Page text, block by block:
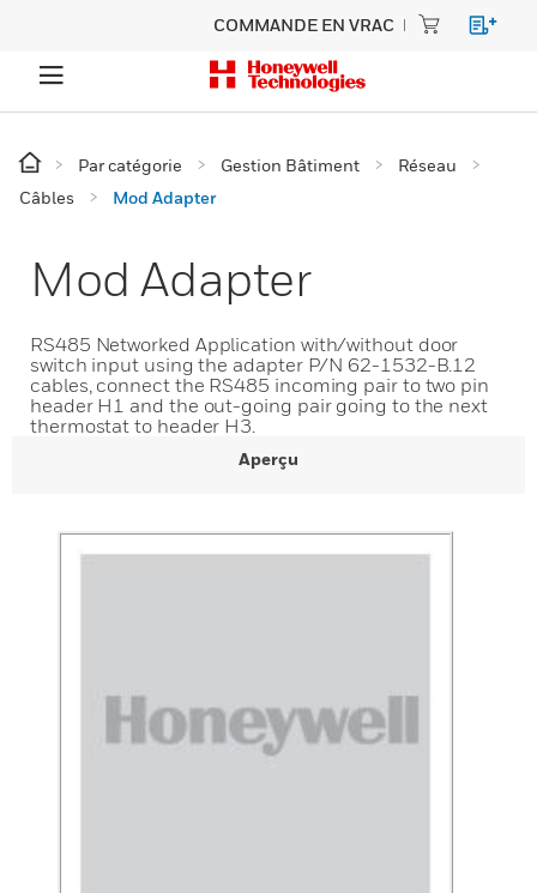
COMMANDE EN VRAC
Par catégorie Gestion Bâtiment
Réseau
Câbles
Mod Adapter
Mod Adapter
RS485 Networked Application with/without door
switch input using the adapter P/N 62-1532-B.12
cables, connect the RS485 incoming pair to two pin
header H1 and the out-going pair going to the next
thermostat to header H3.
Aperçu